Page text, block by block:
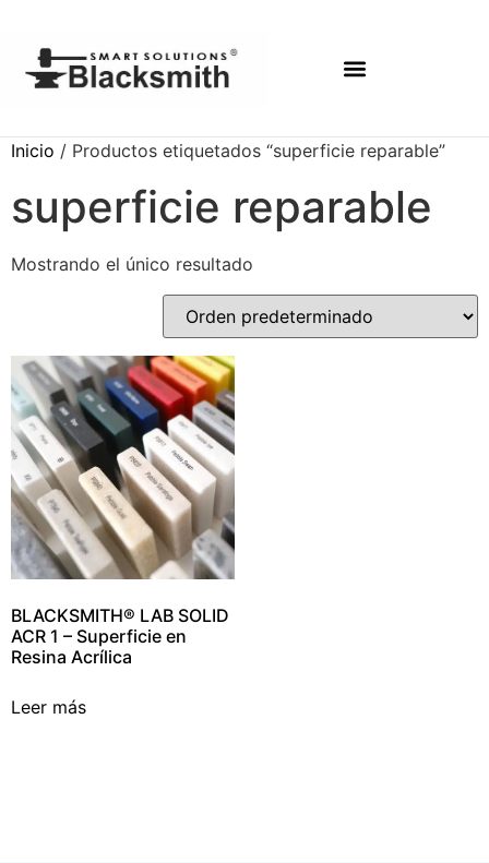
Inicio / Productos etiquetados “superficie reparable”
superficie reparable
Mostrando el único resultado
BLACKSMITH® LAB SOLID
ACR 1 – Superficie en
Resina Acrílica
Leer más